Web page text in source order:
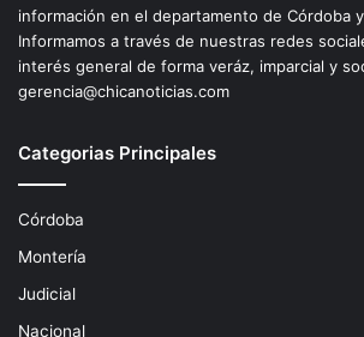
información en el departamento de Córdoba
Informamos a través de nuestras redes
interés general de forma veráz, imparcial y
gerencia@chicanoticias.com
Categorias Principales
Córdoba
Montería
Judicial
Nacional